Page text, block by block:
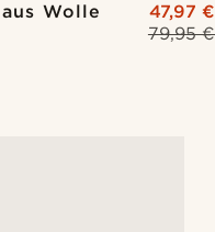
Wolle
79,95 €
47,97 €